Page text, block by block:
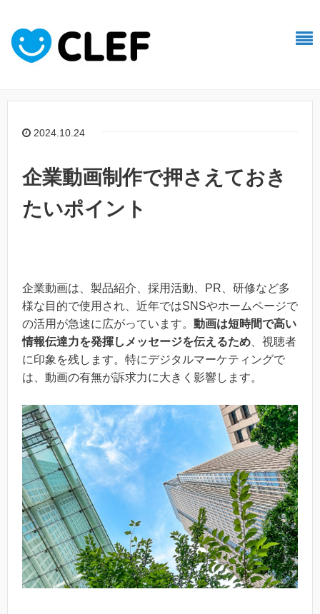
2024.10.24
企業動画制作で押さえておき
たいポイント
企業動画は、製品紹介、採用活動、PR、研修など多
様な目的で使用され、近年ではSNSやホームページで
の活用が急速に広がっています。 動画は短時間で高い
情報伝達力を発揮しメッセージを伝えるため 、視聴者
に印象を残します。特にデジタルマーケティングで
は、動画の有無が訴求力に大きく影響します。